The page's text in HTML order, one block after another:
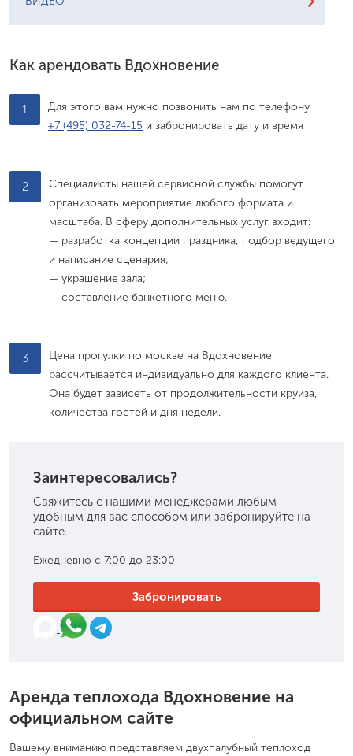
Как арендовать Вдохновение
1
Для этого вам нужно позвонить нам по телефону
+7 (495) 032-74-15 и забронировать дату и время
2
Специалисты нашей сервисной службы помогут
организовать мероприятие любого формата и
масштаба. В сферу дополнительных услуг входит:
— разработка концепции праздника, подбор ведущего
и написание сценария;
— украшение зала;
— составление банкетного меню.
3
Цена прогулки по москве на Вдохновение
рассчитывается индивидуально для каждого клиента.
Она будет зависеть от продолжительности круиза,
количества гостей и дня недели.
Заинтересовались?
Свяжитесь с нашими менеджерами любым
удобным для вас способом или забронируйте на
сайте.
Ежедневно с 7:00 до 23:00
Забронировать
Аренда теплохода Вдохновение на
официальном сайте
Вашему вниманию представляем двухпалубный теплоход